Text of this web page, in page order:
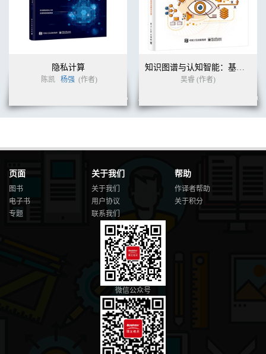
隐私计算
陈凯 杨强 (作者) 吴睿 (作者)
页面
图书
电子书
专题
关于我们
关于我们
用户协议
联系我们
帮助
作译者帮助
关于积分
微信公众号